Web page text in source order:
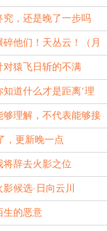
究，还是晚了一步吗
碎他们！天丛云！（月
对猿飞日斩的不满
知道什么才是距离‘理
距离吗？
够理解，不代表能够接
，更新晚一点
将辞去火影之位
）
候选·日向云川
生的恶意